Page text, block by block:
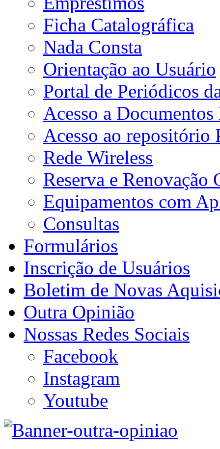
Ficha Catalográfica
Nada Consta
Orientação ao Usuário
Portal de Periódicos
Acesso a
Acesso ao repositório
Rede Wireless
Reserva e Renovação
Equipamentos com
Consultas
Formulários
Inscrição de Usuários
Boletim de Novas
Outra Opinião
Nossas Redes Sociais
Facebook
Instagram
Youtube